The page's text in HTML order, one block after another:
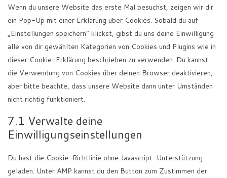
Wenn du unsere Website das erste Mal besuchst, zeigen wir dir
ein Pop-Up mit einer Erklärung über Cookies. Sobald du auf
„Einstellungen speichern“ klickst, gibst du uns deine Einwilligung
alle von dir gewählten Kategorien von Cookies und Plugins wie in
dieser Cookie-Erklärung beschrieben zu verwenden. Du kannst
die Verwendung von Cookies über deinen Browser deaktivieren,
aber bitte beachte, dass unsere Website dann unter Umständen
nicht richtig funktioniert.
7.1 Verwalte deine
Einwilligungseinstellungen
Du hast die Cookie-Richtlinie ohne Javascript-Unterstützung
geladen. Unter AMP kannst du den Button zum Zustimmen der